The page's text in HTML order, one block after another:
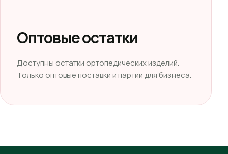
Оптовые остатки
Доступны остатки ортопедических изделий.
Только оптовые поставки и партии для бизнеса.